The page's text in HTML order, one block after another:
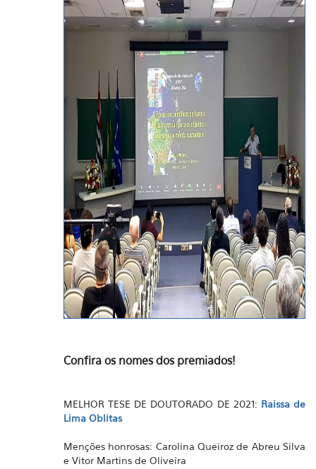
Confira os nomes dos premiados!
MELHOR TESE DE DOUTORADO DE 2021: Raissa de
Lima Oblitas
Menções honrosas: Carolina Queiroz de Abreu Silva
e Vitor Martins de Oliveira